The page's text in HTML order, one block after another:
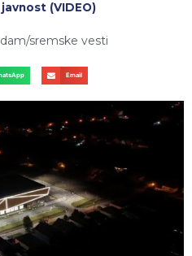
(VIDEO)
sremske vesti
Email